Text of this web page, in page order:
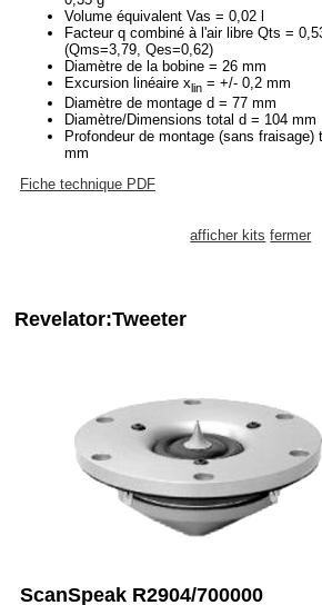
Volume équivalent Vas = 0,02 l
Facteur q combiné à l'air libre Qts =
(Qms=3,79, Qes=0,62)
Diamètre de la bobine = 26 mm
Excursion linéaire xlin = +/- 0,2 mm
Diamètre de montage d = 77 mm
Diamètre/Dimensions total d = 104 mm
Profondeur de montage (sans fraisage)
mm
Fiche technique PDF
afficher kits fermer
Revelator:Tweeter
ScanSpeak R2904/700000